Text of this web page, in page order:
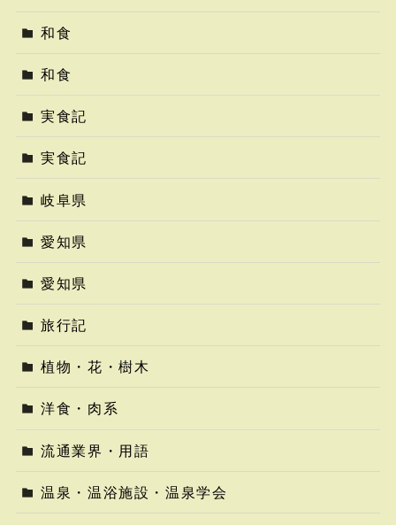
和食
和食
実食記
実食記
岐阜県
愛知県
愛知県
旅行記
植物・花・樹木
洋食・肉系
流通業界・用語
温泉・温浴施設・温泉学会